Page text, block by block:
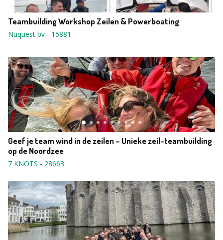
Teambuilding Workshop Zeilen & Powerboating
Nuquest bv - 15881
Geef je team wind in de zeilen – Unieke zeil-teambuilding
op de Noordzee
7 KNOTS - 28663